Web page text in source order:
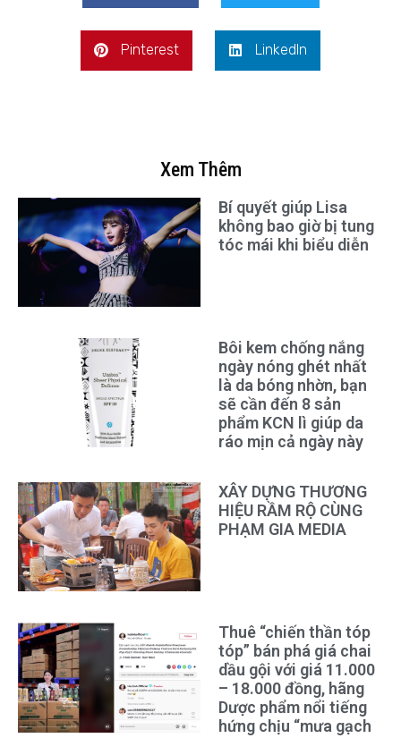
Pinterest LinkedIn
Xem Thêm
Bí quyết giúp Lisa
không bao giờ bị tung
tóc mái khi biểu diễn
Bôi kem chống nắng
ngày nóng ghét nhất
là da bóng nhờn, bạn
sẽ cần đến 8 sản
phẩm KCN lì giúp da
ráo mịn cả ngày này
XÂY DỰNG THƯƠNG
HIỆU RẦM RỘ CÙNG
PHẠM GIA MEDIA
Thuê “chiến thần tóp
tóp” bán phá giá chai
dầu gội với giá 11.000
– 18.000 đồng, hãng
Dược phẩm nổi tiếng
hứng chịu “mưa gạch